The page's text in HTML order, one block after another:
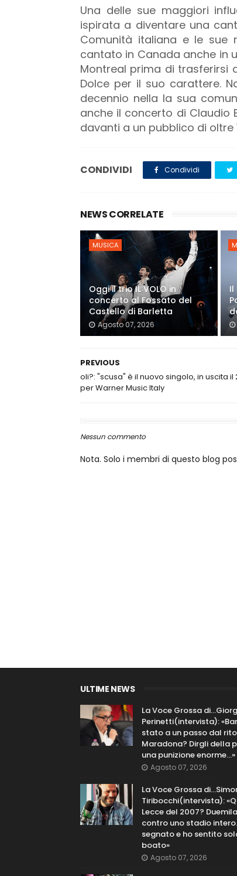
Una delle sue maggiori
ispirata a diventare una
Comunità italiana e le sue
cantato in Canada anche in
Montreal prima di trasferirsi
Dolce per il suo carattere.
decennio nella la sua
anche il concerto di Claudio
davanti a un pubblico di oltre
CONDIVIDI Condividi
NEWS CORRELATE
MUSICA
Oggi il trio IL VOLO in
concerto al Fossato del
Castello di Barletta
Agosto 07, 2026
Il
PREVIOUS
oli?: "scusa" è il nuovo singolo, in uscita il
per Warner Music Italy
Nessun commento
Nota. Solo i membri di questo blog
ULTIME NEWS
La Voce Grossa
Perinetti(intervista):
stato a un passo dal
Maradona? Dirgli della
una punizione enorme…»
Agosto 07, 2026
La Voce Grossa
Tiribocchi(intervista):
Lecce del 2007?
contro uno stadio
segnato e ho sentito
boato»
Agosto 07, 2026